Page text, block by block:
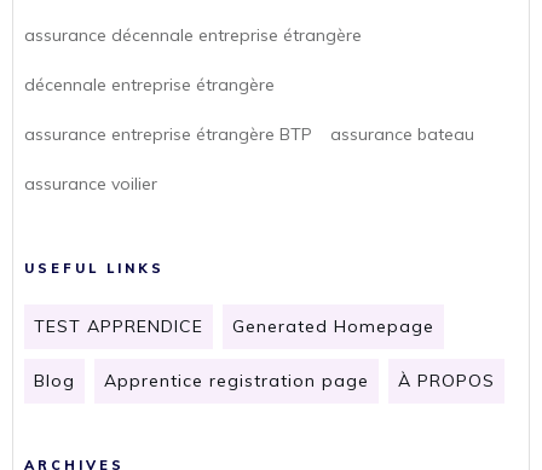
assurance décennale entreprise étrangère
décennale entreprise étrangère
assurance entreprise étrangère BTP assurance bateau
assurance voilier
USEFUL LINKS
TEST APPRENDICE Generated Homepage
Blog Apprentice registration page À PROPOS
ARCHIVES